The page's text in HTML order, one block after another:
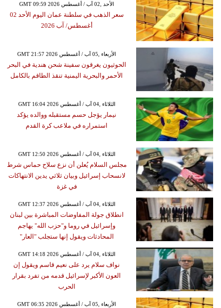
GMT 09:59 2026 الأحد ,02 آب / أغسطس
سعر الذهب في سلطنة عمان اليوم الأحد 02
أغسطس/ آب 2026
GMT 21:57 2026 الأربعاء ,05 آب / أغسطس
الحوثيون يغرقون سفينة شحن هندية في البحر
الأحمر والبحرية اليمنية تنقذ الطاقم بالكامل
GMT 16:04 2026 الثلاثاء ,04 آب / أغسطس
نيمار يؤجل حسم مستقبله ووالده يؤكد
استمراره في ملاعب كرة القدم
GMT 12:50 2026 الثلاثاء ,04 آب / أغسطس
مجلس السلام يُعلن أن نزع سلاح حماس شرط
لانسحاب إسرائيل وبيان ثلاثي يدين الانتهاكات
في غزة
GMT 12:37 2026 الثلاثاء ,04 آب / أغسطس
انطلاق جولة المفاوضات المباشرة بين لبنان
وإسرائيل في روما و"حزب الله" يهاجم
المحادثات ويقول إنها ستجلب "العار"
GMT 14:18 2026 الثلاثاء ,04 آب / أغسطس
نواف سلام يرد على نعيم قاسم ويقول إن
العون الأكبر لإسرائيل قدمه من تفرد بقرار
الحرب
GMT 06:35 2026 الأربعاء ,05 آب / أغسطس